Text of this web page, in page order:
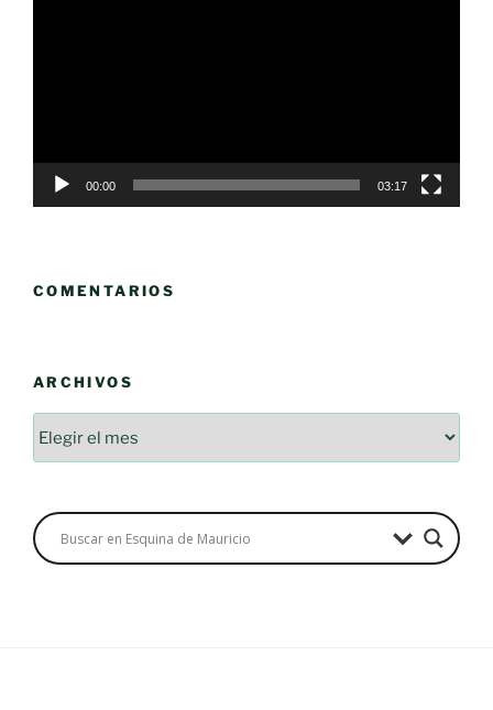
00:00 03:17
COMENTARIOS
ARCHIVOS